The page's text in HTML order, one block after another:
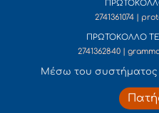
2741361074 |
ΠΡΩΤΟΚΟΛΛΟ
2741362840 |
Mέσω του συστήματος